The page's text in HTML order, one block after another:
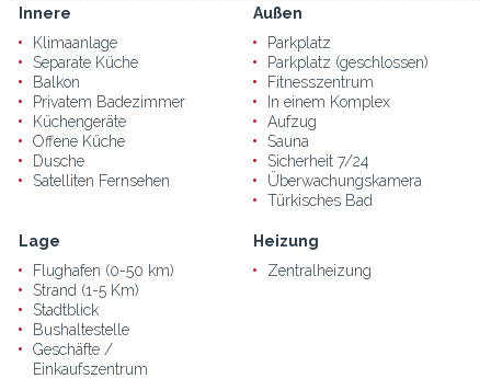
Innere
Klimaanlage
Separate Küche
Balkon
Privatem Badezimmer
Küchengeräte
Offene Küche
Dusche
Satelliten Fernsehen
Außen
Parkplatz
Parkplatz (geschlossen)
Fitnesszentrum
In einem Komplex
Aufzug
Sauna
Sicherheit 7/24
Überwachungskamera
Türkisches Bad
Lage
Flughafen (0-50 km)
Strand (1-5 Km)
Stadtblick
Bushaltestelle
Geschäfte /
Einkaufszentrum
Heizung
Zentralheizung